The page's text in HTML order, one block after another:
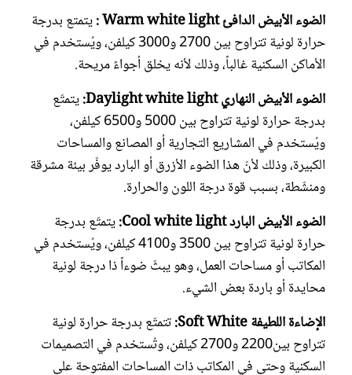
الضوء الأبيض الدافئ Warm white light :
يتمتع بدرجة
حرارة لونية تتراوح بين 2700 و3000 كيلفن، ويُستخدم في
الأماكن السكنية غالباً، وذلك لأنه يخلق أجواءً مريحة.
الضوء الأبيض النهاري Daylight white light:
يتمتّع
بدرجة حرارة لونية تتراوح بين 5000 و6500 كيلفن،
ويُستخدم في المشاريع التجارية أو المصانع والمساحات
الكبيرة، وذلك لأنّ هذا الضوء الأزرق أو البارد يوفّر بيئة مشرقة
ومنشّطة، بسبب قوة درجة اللون والحرارة.
الضوء الأبيض البارد Cool white light:
يتمتّع بدرجة
حرارة لونية تتراوح بين 3500 و4100 كيلفن، ويُستخدم في
المكاتب أو مساحات العمل، وهو يبثّ ضوءاً ذا درجة لونية
محايدة أو باردة بعض الشيء.
الإضاءة اللطيفة Soft White:
تتمتّع بدرجة حرارة لونية
تتراوح بين2200 و2700 كيلفن، وتُستخدم في التصميمات
السكنية وحتى في المكاتب ذات المساحات المفتوحة على